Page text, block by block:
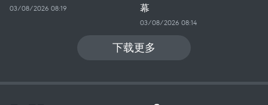
03/08/2026 08:19
幕
03/08/2026 08:14
下载更多